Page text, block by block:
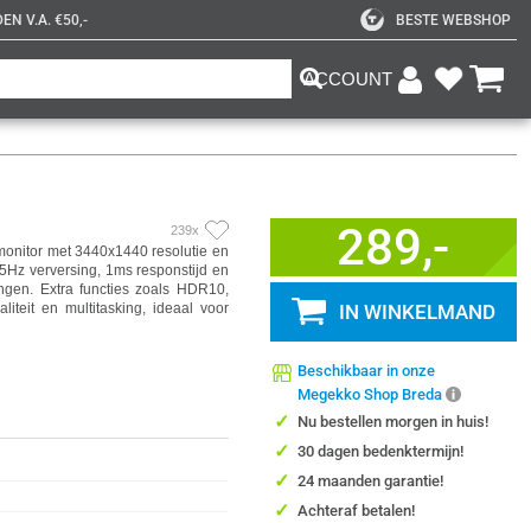
V.A. €50,- BESTE WEBSHOP
ACCOUNT
239x
met 3440x1440 resolutie en
verversing, 1ms responstijd en
Extra functies zoals HDR10,
en multitasking, ideaal voor
289,-
IN WINKELMAND
Beschikbaar in onze
Megekko Shop Breda
✓ Nu bestellen morgen in huis!
✓ 30 dagen bedenktermijn!
✓ 24 maanden garantie!
✓ Achteraf betalen!